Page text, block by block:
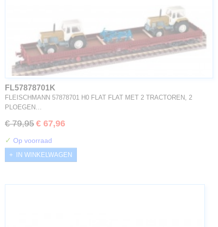
FL57878701K
FLEISCHMANN 57878701 H0 FLAT FLAT MET 2 TRACTOREN, 2
PLOEGEN…
€ 79,95 € 67,96
✓ Op voorraad
IN WINKELWAGEN